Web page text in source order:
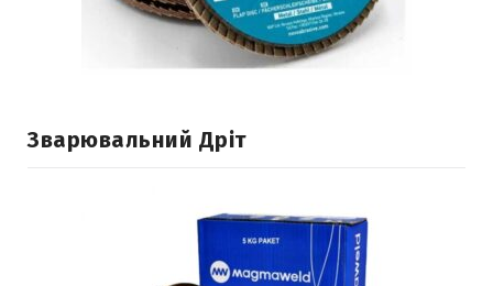
Зварювальний Дріт